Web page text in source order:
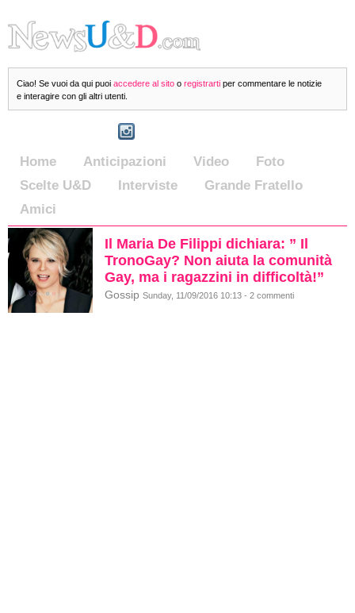
Ciao! Se vuoi da qui puoi accedere al sito o registrarti per commentare le notizie
e interagire con gli altri utenti.
Home Anticipazioni Video
Foto
Scelte U&D
Interviste
Grande Fratello
Amici
Il Maria De Filippi dichiara: ” Il
TronoGay? Non aiuta la comunità
Gay, ma i ragazzini in difficoltà!”
Gossip Sunday, 11/09/2016 10:13 - 2 commenti